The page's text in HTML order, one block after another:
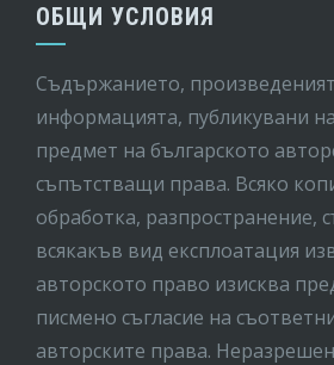
ОБЩИ УСЛОВИЯ
Съдържанието,
информацията, публикувани
предмет на бългaрското
съпътстващи права. Всяко
обработка, разпространение,
всякакъв вид експлоатация
авторското право изисква
писмено съгласие на
авторските права.